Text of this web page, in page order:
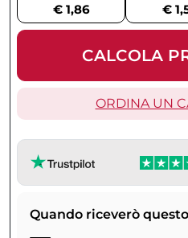
€ 1,86
€
CALCOLA
ORDINA UN
Quando riceverò